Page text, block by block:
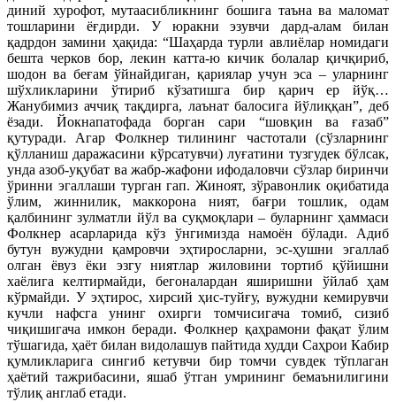
диний хурофот, мутаасибликнинг бошига таъна ва маломат
тошларини ёғдирди. У юракни эзувчи дард-алам билан
қадрдон замини ҳақида: “Шаҳарда турли авлиёлар номидаги
бешта черков бор, лекин катта-ю кичик болалар қичқириб,
шодон ва беғам ўйнайдиган, қариялар учун эса – уларнинг
шўхликларини ўтириб кўзатишга бир қарич ер йўқ…
Жанубимиз аччиқ тақдирга, лаънат балосига йўлиққан”, деб
ёзади. Йокнапатофада борган сари “шовқин ва ғазаб”
қутуради. Агар Фолкнер тилининг частотали (сўзларнинг
қўлланиш даражасини кўрсатувчи) луғатини тузгудек бўлсак,
унда азоб-уқубат ва жабр-жафони ифодаловчи сўзлар биринчи
ўринни эгаллаши турган гап. Жиноят, зўравонлик оқибатида
ўлим, жиннилик, маккорона ният, бағри тошлик, одам
қалбининг зулматли йўл ва суқмоқлари – буларнинг ҳаммаси
Фолкнер асарларида кўз ўнгимизда намоён бўлади. Адиб
бутун вужудни қамровчи эҳтиросларни, эс-ҳушни эгаллаб
олган ёвуз ёки эзгу ниятлар жиловини тортиб қўйишни
хаёлига келтирмайди, бегоналардан яширишни ўйлаб ҳам
кўрмайди. У эҳтирос, хирсий ҳис-туйғу, вужудни кемирувчи
кучли нафсга унинг охирги томчисигача томиб, сизиб
чиқишигача имкон беради. Фолкнер қаҳрамони фақат ўлим
тўшагида, ҳаёт билан видолашув пайтида худди Саҳрои Кабир
қумликларига сингиб кетувчи бир томчи сувдек тўплаган
ҳаётий тажрибасини, яшаб ўтган умрининг бемаънилигини
тўлиқ англаб етади.